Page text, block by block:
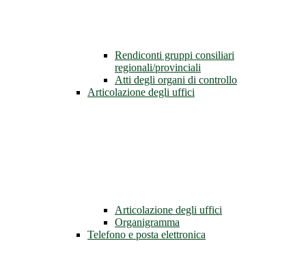
Rendiconti gruppi consiliari
regionali/provinciali
Atti degli organi di controllo
Articolazione degli uffici
Articolazione degli uffici
Organigramma
Telefono e posta elettronica